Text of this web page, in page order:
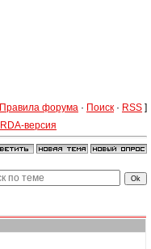
Правила форума · Поиск · RSS ]
RDA-версия